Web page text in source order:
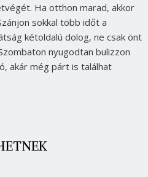
Ha otthon marad, akkor
sokkal több időt a
kétoldalú dolog, ne csak önt
nyugodtan bulizzon
akár még párt is találhat